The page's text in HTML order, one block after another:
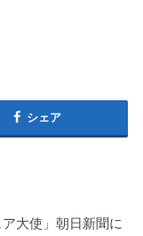
シェア
大使」朝日新聞に